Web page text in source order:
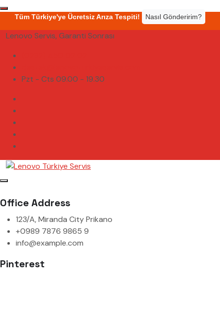
Tüm Türkiye'ye Ücretsiz Arıza Tespiti! Nasıl Gönderirim?
Lenovo Servis, Garanti Sonrası
Pzt - Cts 09.00 - 19.30
Office Address
123/A, Miranda City Prikano
+0989 7876 9865 9
info@example.com
Pinterest